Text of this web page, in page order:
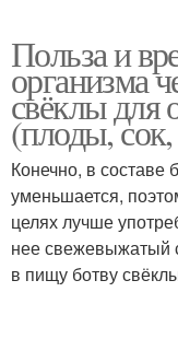
Польза и
организма
свёклы для
(плоды,
Конечно, в составе
уменьшается,
целях лучше
нее свежевыжатый
в пищу ботву